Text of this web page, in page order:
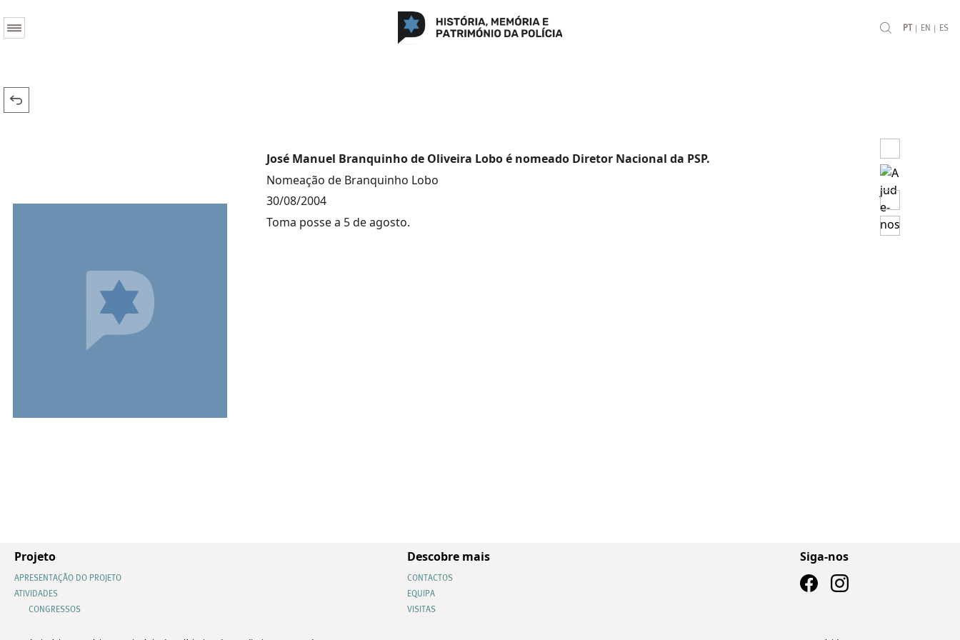
PT | EN | ES
José Manuel Branquinho de Oliveira Lobo é nomeado Diretor Nacional da PSP.
Nomeação de Branquinho Lobo
30/08/2004
Toma posse a 5 de agosto.
Projeto
APRESENTAÇÃO DO PROJETO
ATIVIDADES
CONGRESSOS
Descobre mais
CONTACTOS
EQUIPA
VISITAS
Siga-nos